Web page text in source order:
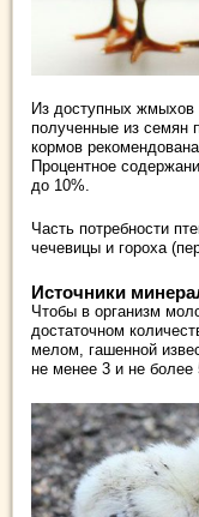
Из доступных
полученные из семян
кормов
Процентное
до 10%.
Часть потребности
чечевицы и гороха
Источники
Чтобы в организм
достаточном
мелом, гашенной
не менее 3 и не более